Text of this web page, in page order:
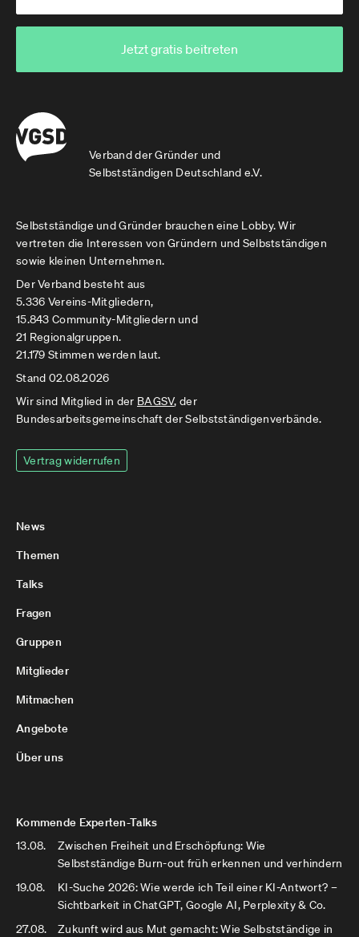
Verband der Gründer und
Selbstständigen Deutschland e.V.
Jetzt gratis beitreten
Selbstständige und Gründer brauchen eine Lobby. Wir
vertreten die Interessen von Gründern und Selbstständigen
sowie kleinen Unternehmen.
Der Verband besteht aus
5.336 Vereins-Mitgliedern,
15.843 Community-Mitgliedern und
21 Regionalgruppen.
21.179 Stimmen werden laut.
Stand 02.08.2026
Wir sind Mitglied in der BAGSV, der
Bundesarbeitsgemeinschaft der Selbstständigenverbände.
Vertrag widerrufen
News
Themen
Talks
Fragen
Gruppen
Mitglieder
Mitmachen
Angebote
Über uns
Kommende Experten-Talks
13.08.
Zwischen Freiheit und Erschöpfung: Wie
Selbstständige Burn-out früh erkennen und verhindern
19.08.
KI-Suche 2026: Wie werde ich Teil einer KI-Antwort? –
Sichtbarkeit in ChatGPT, Google AI, Perplexity & Co.
27.08.
Zukunft wird aus Mut gemacht: Wie Selbstständige in